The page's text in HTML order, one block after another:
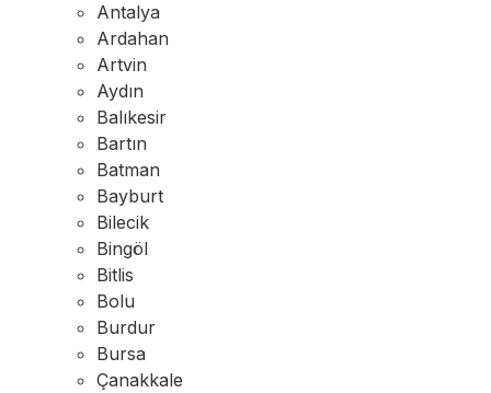
Antalya
Ardahan
Artvin
Aydın
Balıkesir
Bartın
Batman
Bayburt
Bilecik
Bingöl
Bitlis
Bolu
Burdur
Bursa
Çanakkale